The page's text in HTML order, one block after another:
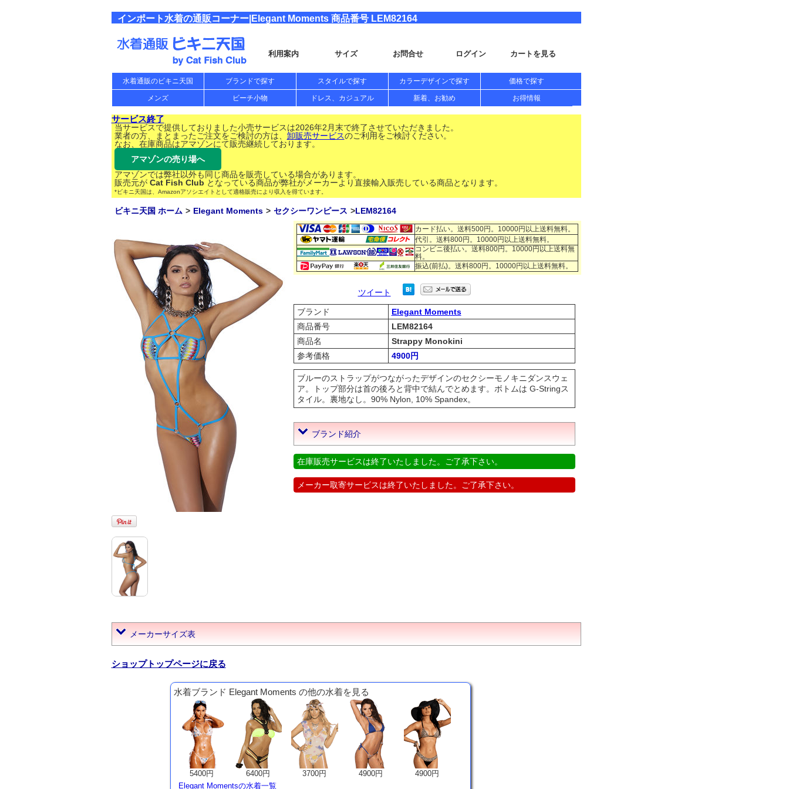
インポート水着の通販コーナー|Elegant Moments 商品番号 LEM82164
利用案内 サイズ お問合せ ログイン カートを見る
水着通販のビキニ天国 ブランドで探す スタイルで探す カラーデザインで探す 価格で探す
メンズ ビーチ小物 ドレス、カジュアル 新着、お勧め お得情報
サービス終了
当サービスで提供しておりました小売サービスは2026年2月末で終了させていただきました。
業者の方、まとまったご注文をご検討の方は、 卸販売サービスのご利用をご検討ください。
なお、在庫商品はアマゾンにて販売継続しております。
アマゾンの売り場へ
アマゾンでは弊社以外も同じ商品を販売している場合があります。
販売元が Cat Fish Club となっている商品が弊社がメーカーより直接輸入販売している商品となります。
*ビキニ天国は、Amazonアソシエイトとして適格販売により収入を得ています。
ビキニ天国 ホーム Elegant Moments セクシーワンピース LEM82164
カード払い。送料500円。10000円以上送料無料。
代引。送料800円。10000円以上送料無料。
コンビニ後払い。送料800円。10000円以上送料無
料。
振込(前払)。送料800円。10000円以上送料無料。
ツイート
ブランド
Elegant Moments
商品番号
LEM82164
商品名
Strappy Monokini
参考価格
4900円
ブルーのストラップがつながったデザインのセクシーモノキニダンスウェ
ア。トップ部分は首の後ろと背中で結んでとめます。ボトムは G-Stringス
タイル。裏地なし。90% Nylon, 10% Spandex。
ブランド紹介
在庫販売サービスは終了いたしました。ご了承下さい。
メーカー取寄サービスは終了いたしました。ご了承下さい。
メーカーサイズ表
ショップトップページに戻る
水着ブランド Elegant Moments の他の水着を見る
5400円 6400円 3700円 4900円
4900円
Elegant Momentsの水着一覧